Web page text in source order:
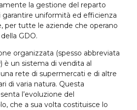
la gestione del reparto
uniformità ed efficienza
per tutte le aziende che operano
GDO.
organizzata (spesso abbreviata
) è un sistema di vendita al
rete di supermercati e di altre
di varia natura. Questa
l’evoluzione del
che a sua volta costituisce lo